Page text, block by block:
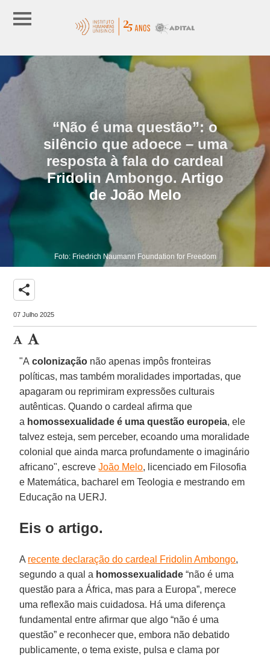
“Não é uma questão”: o
silêncio que adoece – uma
resposta à fala do cardeal
Fridolin Ambongo. Artigo
de João Melo
Foto: Friedrich Naumann Foundation for Freedom
share
07 Julho 2025
"Acolonização não apenas impôs fronteiras
políticas, mas também moralidades importadas, que
apagaram ou reprimiram expressões culturais
autênticas. Quando o cardeal afirma que
a homossexualidade é uma questão europeia, ele
talvez esteja, sem perceber, ecoando uma moralidade
colonial que ainda marca profundamente o imaginário
africano", escreveJoão Melo, licenciado em Filosofia
e Matemática, bacharel em Teologia e mestrando em
Educação na UERJ.
Eis o artigo.
A recente declaração do cardeal Fridolin Ambongo,
segundo a qual a homossexualidade “não é uma
questão para a África, mas para a Europa”, merece
uma reflexão mais cuidadosa. Há uma diferença
fundamental entre afirmar que algo “não é uma
questão” e reconhecer que, embora não debatido
publicamente, o tema existe, pulsa e clama por